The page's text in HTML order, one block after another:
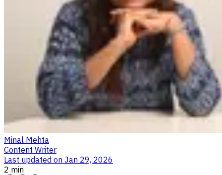
Minal Mehta
Content Writer
Last updated on Jan 29, 2026
2 min